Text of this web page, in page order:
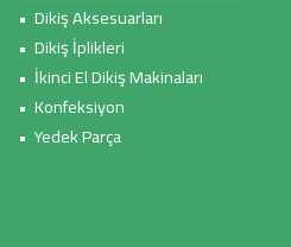
• Dikiş Aksesuarları
• Dikiş İplikleri
• İkinci El Dikiş Makinaları
• Konfeksiyon
• Yedek Parça